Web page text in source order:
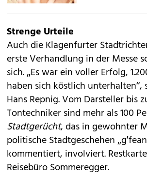
Strenge Urteile
Auch die Klagenfurter
erste Verhandlung in der Messe
sich. „Es war ein voller Erfolg,
haben sich köstlich unterhalten“,
Hans Repnig. Vom Darsteller bis
Tontechniker sind mehr als 100
Stadtgerücht, das in gewohnter
politische Stadtgeschehen
kommentiert, involviert.
Reisebüro Sommeregger.